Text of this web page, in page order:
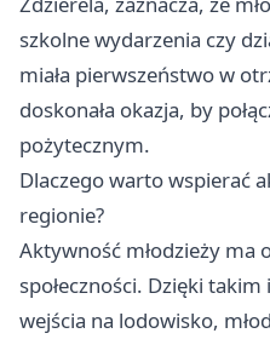
szkolne wydarzenia czy
miała pierwszeństwo w
doskonała okazja, by
pożytecznym.
Dlaczego warto wspierać
regionie?
Aktywność młodzieży ma
społeczności. Dzięki
wejścia na lodowisko,